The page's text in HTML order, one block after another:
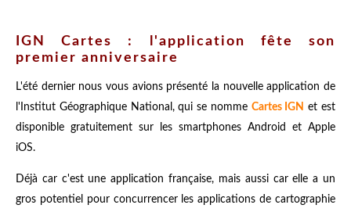
IGN Cartes : l'application fête son
premier anniversaire
L'été dernier nous vous avions présenté la nouvelle application de
l'Institut Géographique National, qui se nomme Cartes IGN et est
disponible gratuitement sur les smartphones Android et Apple
iOS.
Déjà car c'est une application française, mais aussi car elle a un
gros potentiel pour concurrencer les applications de cartographie